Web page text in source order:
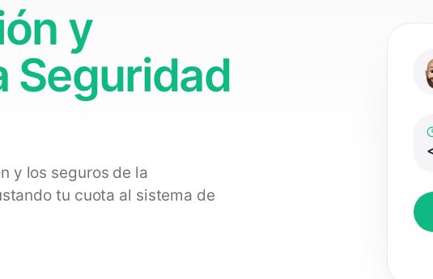
y
Seguridad
y los seguros de la
tu cuota al sistema de